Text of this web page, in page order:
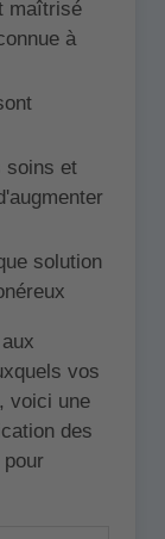
maîtrisé
à
soins et
solution
vos
voici une
des